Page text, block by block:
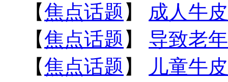
【焦点话题 】 成人牛
【焦点话题 】 导致老
【焦点话题 】
儿童牛